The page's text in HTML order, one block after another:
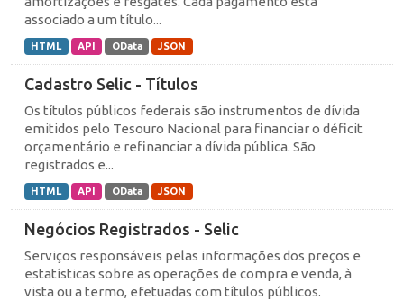
associado a um título...
HTML API OData JSON
Cadastro Selic - Títulos
Os títulos públicos federais são instrumentos de dívida
emitidos pelo Tesouro Nacional para financiar o déficit
orçamentário e refinanciar a dívida pública. São
registrados e...
HTML API OData JSON
Negócios Registrados - Selic
Serviços responsáveis pelas informações dos preços e
estatísticas sobre as operações de compra e venda, à
vista ou a termo, efetuadas com títulos públicos.